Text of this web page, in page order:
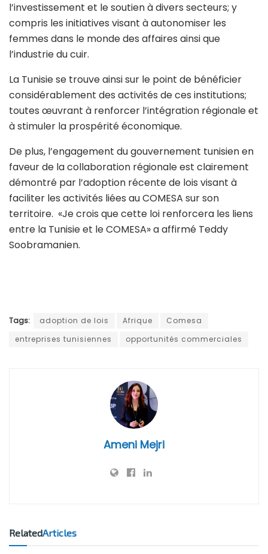
l’investissement et le soutien à divers secteurs; y
compris les initiatives visant à autonomiser les
femmes dans le monde des affaires ainsi que
l’industrie du cuir.
La Tunisie se trouve ainsi sur le point de bénéficier
considérablement des activités de ces institutions;
toutes œuvrant à renforcer l’intégration régionale et
à stimuler la prospérité économique.
De plus, l’engagement du gouvernement tunisien en
faveur de la collaboration régionale est clairement
démontré par l’adoption récente de lois visant à
faciliter les activités liées au COMESA sur son
territoire. «Je crois que cette loi renforcera les liens
entre la Tunisie et le COMESA» a affirmé Teddy
Soobramanien.
Tags: adoption de lois Afrique
Comesa
entreprises tunisiennes
opportunités commerciales
Ameni Mejri
RelatedArticles